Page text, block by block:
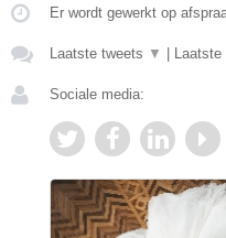
Er wordt gewerkt op
Laatste tweets ▼
Sociale media: